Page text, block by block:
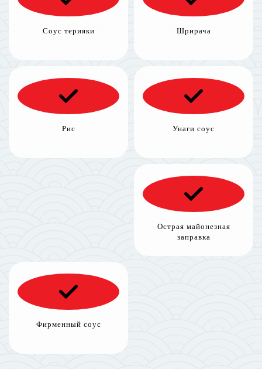
Соус терияки Шрирача
Рис Унаги соус
Острая майонезная
заправка
Фирменный соус